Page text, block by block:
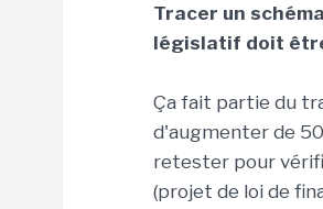
Tracer un
législatif doit
Ça fait partie du
d'augmenter de
retester pour
(projet de loi de